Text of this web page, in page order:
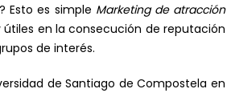
Esto es simple Marketing de atracción
en la consecución de reputación
de interés.
de Santiago de Compostela en